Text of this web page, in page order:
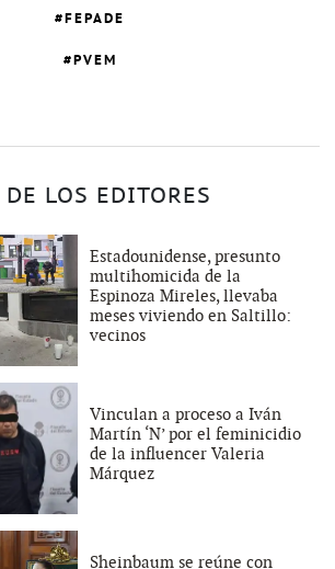
FEPADE
PVEM
LOS EDITORES
Estadounidense, presunto
multihomicida de la
Espinoza Mireles, llevaba
meses viviendo en Saltillo:
vecinos
Vinculan a proceso a Iván
Martín ‘N’ por el feminicidio
de la influencer Valeria
Márquez
Sheinbaum se reúne con